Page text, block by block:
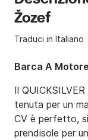
Žozef
Traduci in Italiano
Barca A
Il
tenuta per un
CV è perfetto,
prendisole per